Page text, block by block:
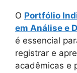
O Portfólio
em Análise e
é essencial
registrar e
acadêmicas e